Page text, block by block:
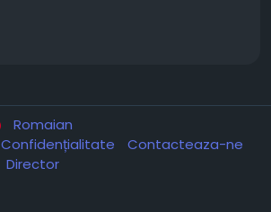
Romaian
Confidențialitate
Contacteaza-ne
Director